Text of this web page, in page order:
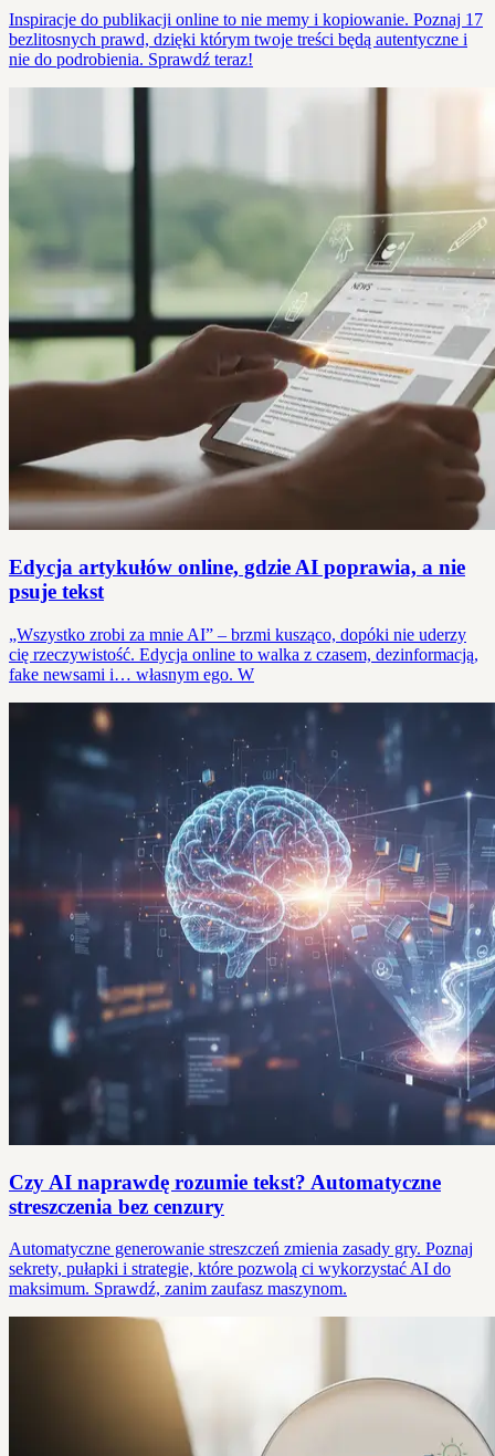
Inspiracje do publikacji online to nie memy i kopiowanie. Poznaj 17
bezlitosnych prawd, dzięki którym twoje treści będą autentyczne i
nie do podrobienia. Sprawdź teraz!
Edycja artykułów online, gdzie AI poprawia, a nie
psuje tekst
„Wszystko zrobi za mnie AI” – brzmi kusząco, dopóki nie uderzy
cię rzeczywistość. Edycja online to walka z czasem, dezinformacją,
fake newsami i… własnym ego. W
Czy AI naprawdę rozumie tekst? Automatyczne
streszczenia bez cenzury
Automatyczne generowanie streszczeń zmienia zasady gry. Poznaj
sekrety, pułapki i strategie, które pozwolą ci wykorzystać AI do
maksimum. Sprawdź, zanim zaufasz maszynom.